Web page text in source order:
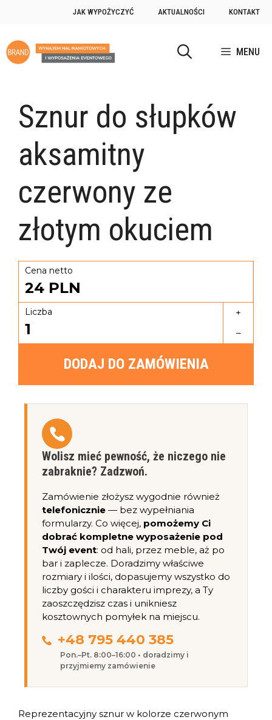
JAK WYPOŻYCZYĆ AKTUALNOŚCI KONTAKT
MENU
Sznur do słupków
aksamitny
czerwony ze
złotym okuciem
Cena netto
24 PLN
Liczba
1
+
–
DODAJ DO ZAMÓWIENIA
Wolisz mieć pewność, że niczego nie
zabraknie? Zadzwoń.
Zamówienie złożysz wygodnie również
telefonicznie — bez wypełniania
formularzy. Co więcej, pomożemy Ci
dobrać kompletne wyposażenie pod
Twój event: od hali, przez meble, aż po
bar i zaplecze. Doradzimy właściwe
rozmiary i ilości, dopasujemy wszystko do
liczby gości i charakteru imprezy, a Ty
zaoszczędzisz czas i unikniesz
kosztownych pomyłek na miejscu.
+48 795 440 385
Pon.–Pt. 8:00–16:00 • doradzimy i
przyjmiemy zamówienie
Reprezentacyjny sznur w kolorze czerwonym